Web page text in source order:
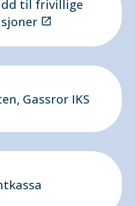
til frivillige
Gassror IKS